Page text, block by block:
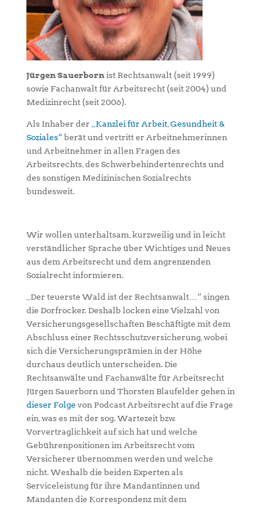
Jürgen Sauerbornist Rechtsanwalt (seit 1999)
sowie Fachanwalt für Arbeitsrecht (seit 2004) und
Medizinrecht (seit 2006).
Als Inhaber der „Kanzlei für Arbeit, Gesundheit &
Soziales“berät und vertritt er Arbeitnehmerinnen
und Arbeitnehmer in allen Fragen des
Arbeitsrechts, des Schwerbehindertenrechts und
des sonstigen Medizinischen Sozialrechts
bundesweit.
Wir wollen unterhaltsam, kurzweilig und in leicht
verständlicher Sprache über Wichtiges und Neues
aus dem Arbeitsrecht und dem angrenzenden
Sozialrecht informieren.
„Der teuerste Wald ist der Rechtsanwalt…“ singen
die Dorfrocker. Deshalb locken eine Vielzahl von
Versicherungsgesellschaften Beschäftigte mit dem
Abschluss einer Rechtsschutzversicherung, wobei
sich die Versicherungsprämien in der Höhe
durchaus deutlich unterscheiden. Die
Rechtsanwälte und Fachanwälte für Arbeitsrecht
Jürgen Sauerborn und Thorsten Blaufelder gehen in
dieser Folge von Podcast Arbeitsrecht auf die Frage
ein, was es mit der sog. Wartezeit bzw.
Vorvertraglichkeit auf sich hat und welche
Gebührenpositionen im Arbeitsrecht vom
Versicherer übernommen werden und welche
nicht. Weshalb die beiden Experten als
Serviceleistung für ihre Mandantinnen und
Mandanten die Korrespondenz mit dem